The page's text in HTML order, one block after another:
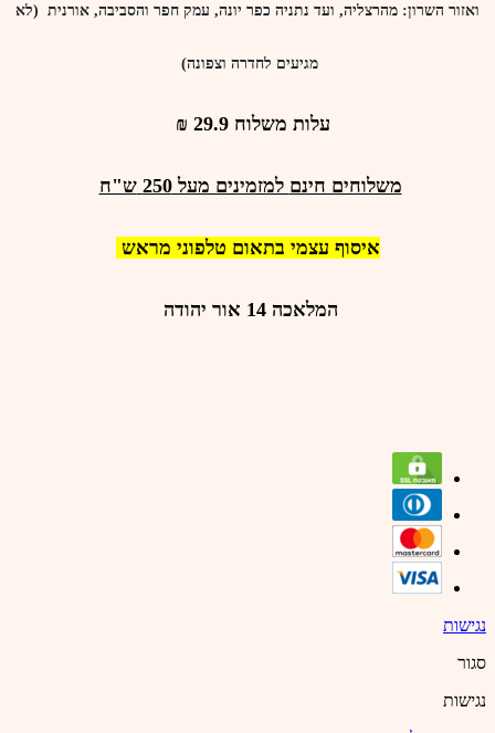
ואזור השרון: מהרצליה, ועד נתניה כפר יונה, עמק חפר והסביבה, אורנית (לא
מגיעים לחדרה וצפונה)
עלות משלוח 29.9 ₪
משלוחים חינם למזמינים מעל250 ש"ח
איסוף עצמי בתאום טלפוני מראש
המלאכה 14 אור יהודה
נגישות
סגור
נגישות